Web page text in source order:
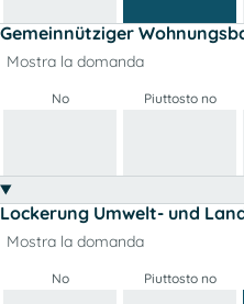
Gemeinnütziger
Mostra la domanda
No Piuttosto no
Lockerung Umwelt- und
Mostra la domanda
No Piuttosto no